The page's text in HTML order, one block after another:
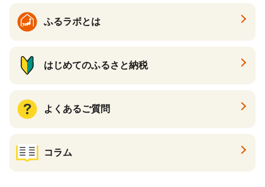
ふるラボとは
はじめてのふるさと納税
よくあるご質問
コラム